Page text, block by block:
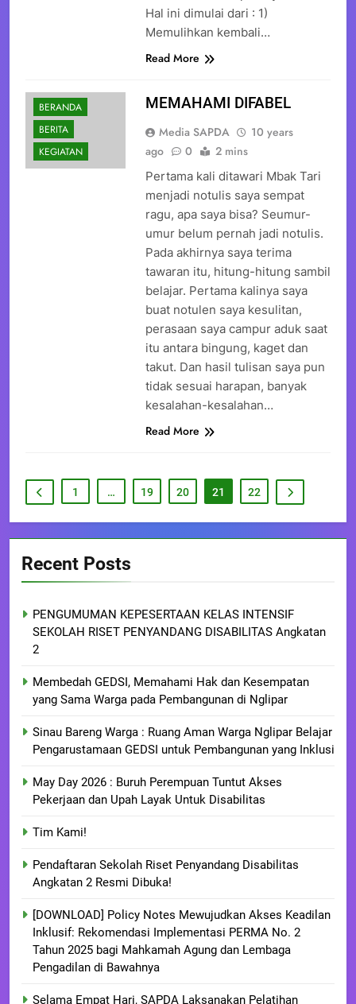
Hal ini dimulai dari : 1)
Memulihkan kembali…
Read More
BERANDA
BERITA
KEGIATAN
MEMAHAMI DIFABEL
Media SAPDA
10 years
ago
0 2 mins
Pertama kali ditawari Mbak Tari
menjadi notulis saya sempat
ragu, apa saya bisa? Seumur-
umur belum pernah jadi notulis.
Pada akhirnya saya terima
tawaran itu, hitung-hitung sambil
belajar. Pertama kalinya saya
buat notulen saya kesulitan,
perasaan saya campur aduk saat
itu antara bingung, kaget dan
takut. Dan hasil tulisan saya pun
tidak sesuai harapan, banyak
kesalahan-kesalahan…
Read More
1 … 19 20 21 22
Recent Posts
PENGUMUMAN KEPESERTAAN KELAS INTENSIF
SEKOLAH RISET PENYANDANG DISABILITAS Angkatan
2
Membedah GEDSI, Memahami Hak dan Kesempatan
yang Sama Warga pada Pembangunan di Nglipar
Sinau Bareng Warga : Ruang Aman Warga Nglipar Belajar
Pengarustamaan GEDSI untuk Pembangunan yang Inklusi
May Day 2026 : Buruh Perempuan Tuntut Akses
Pekerjaan dan Upah Layak Untuk Disabilitas
Tim Kami!
Pendaftaran Sekolah Riset Penyandang Disabilitas
Angkatan 2 Resmi Dibuka!
[DOWNLOAD] Policy Notes Mewujudkan Akses Keadilan
Inklusif: Rekomendasi Implementasi PERMA No. 2
Tahun 2025 bagi Mahkamah Agung dan Lembaga
Pengadilan di Bawahnya
Selama Empat Hari, SAPDA Laksanakan Pelatihan